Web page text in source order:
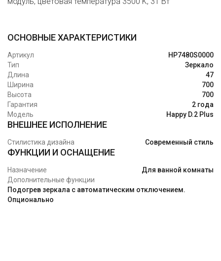
ОСНОВНЫЕ ХАРАКТЕРИСТИКИ
Артикул
HP7480S0000
Тип
Зеркало
Длина
47
Ширина
700
Высота
700
Гарантия
2 года
Модель
Happy D.2 Plus
ВНЕШНЕЕ ИСПОЛНЕНИЕ
Стилистика дизайна Современный стиль
ФУНКЦИИ И ОСНАЩЕНИЕ
Назначение
Для ванной комнаты
Дополнительные функции
Подогрев зеркала с автоматическим отключением.
Опционально